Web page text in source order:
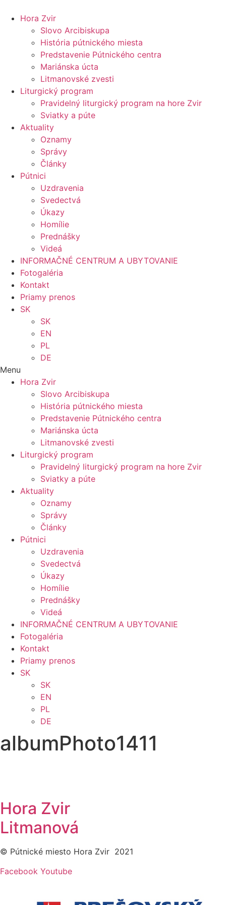
Hora Zvir
Slovo Arcibiskupa
História pútnického miesta
Predstavenie Pútnického centra
Mariánska úcta
Litmanovské zvesti
Liturgický program
Pravidelný liturgický program na hore Zvir
Sviatky a púte
Aktuality
Oznamy
Správy
Články
Pútnici
Uzdravenia
Svedectvá
Úkazy
Homílie
Prednášky
Videá
INFORMAČNÉ CENTRUM A UBYTOVANIE
Fotogaléria
Kontakt
Priamy prenos
SK
SK
EN
PL
DE
Menu
Hora Zvir
Slovo Arcibiskupa
História pútnického miesta
Predstavenie Pútnického centra
Mariánska úcta
Litmanovské zvesti
Liturgický program
Pravidelný liturgický program na hore Zvir
Sviatky a púte
Aktuality
Oznamy
Správy
Články
Pútnici
Uzdravenia
Svedectvá
Úkazy
Homílie
Prednášky
Videá
INFORMAČNÉ CENTRUM A UBYTOVANIE
Fotogaléria
Kontakt
Priamy prenos
SK
SK
EN
PL
DE
albumPhoto1411
Hora Zvir
Litmanová
© Pútnické miesto Hora Zvir 2021
Facebook Youtube